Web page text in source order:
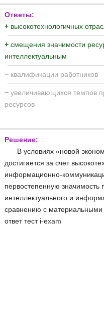
Ответы:
+ высокотехнологичных
+ смещения значимости
интеллектуальным
− квалификации работников
− увеличивающихся темпов
ресурсов
Решение:
В условиях «новой
достигается за счет
информационно-
первостепенную значимость
интеллектуального и
сравнению с материальными
ответ тест i-exam